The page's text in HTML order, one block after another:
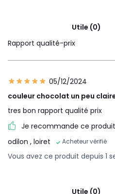
Utile (0)
Rapport qualité-prix
05/12/2024
couleur chocolat un peu
tres bon rapport qualité prix
Je recommande ce produit
odilon , loiret Acheteur vérifié
Vous avez ce produit depuis 1
Utile (0)